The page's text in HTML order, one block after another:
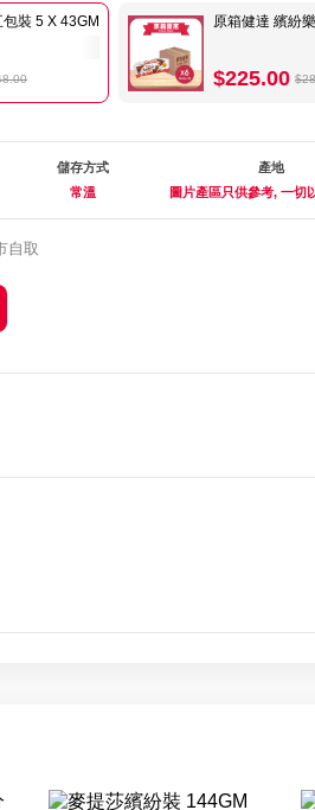
裝 5 X 43GM 原箱健達 繽紛
$225.00
儲存方式
常溫
產地
圖片產區只供參考, 一切
自取